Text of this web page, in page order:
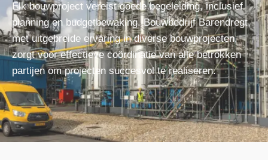
Elk bouwproject vereist goede begeleiding, inclusief
planning en budgetbewaking. Bouwbedrijf Barendregt,
met uitgebreide ervaring in diverse bouwprojecten,
zorgt voor effectieve coördinatie van alle betrokken
partijen om projecten succesvol te realiseren.